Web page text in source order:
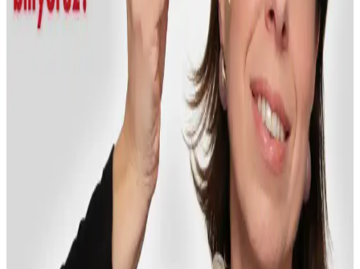
WOU World of Unique 2'li Ton Eşitleyici ve
Aydınlatıcı Güneş Kremi İncelemesi ve Özellikleri
WOU World of Unique 2'li güneş kremi, SPF 50+ koruma, ton
eşitleme ve aydınlatıcı etkileriyle cilt sağlığını destekler, suya
dayanıklıdır ve doğal görünüm sağlar.
Sabah Nemlendirmede Günlük Sheet Mask ve Toner
Katmanlama Yöntemlerinin Karşılaştırması
Sabah cilt bakımında sheet mask ve toner katmanlama yöntemleri
nemlendirme açısından farklı avantajlar sunar. Sheet mask pratik ve
yoğun nem sağlarken, toner katmanlama sürdürülebilir ve ekonomik
Phytoflora Masaj Başlıklı Inceltici Selülit ve Çatlak
Jeli İncelemesi ve Kullanım Rehberi